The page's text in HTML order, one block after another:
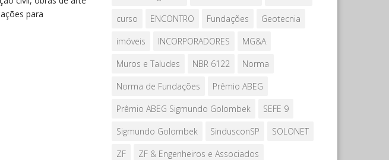
para
curso
ENCONTRO Fundações
Geotecnia
imóveis
INCORPORADORES
MG&A
Muros e Taludes
NBR 6122
Norma
Norma de Fundações
Prêmio ABEG
Prêmio ABEG Sigmundo Golombek
SEFE 9
Sigmundo Golombek
SindusconSP
SOLONET
ZF
ZF & Engenheiros e Associados